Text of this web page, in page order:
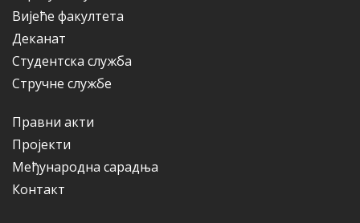
Вијеће факултета
Деканат
Студентска служба
Стручне службе
Правни акти
Пројекти
Међународна сарадња
Контакт